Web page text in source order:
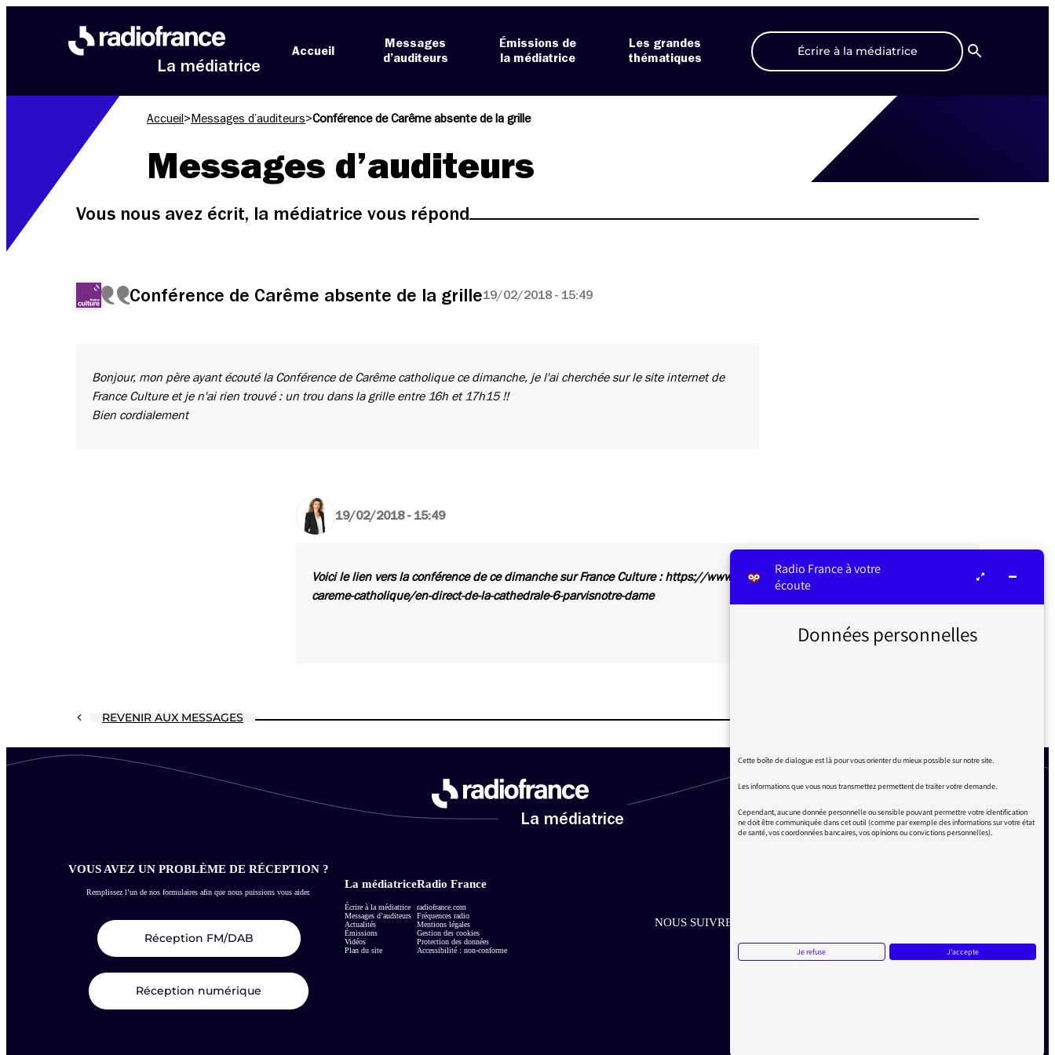
La médiatrice
Accueil
Messages
d’auditeurs
Émissions de
la médiatrice
Les grandes
thématiques
Écrire à la médiatrice
Recherche
Accueil > Messages d’auditeurs>Conférence de Carême absente de la grille
Messages d’auditeurs
Vous nous avez écrit, la médiatrice vous répond
Conférence de Carême absente de la grille19/02/2018 - 15:49
Bonjour, mon père ayant écouté la Conférence de Carême catholique ce dimanche, je l'ai cherchée sur le site internet de
France Culture et je n'ai rien trouvé : un trou dans la grille entre 16h et 17h15 !!
Bien cordialement
19/02/2018 - 15:49
Voici le lien vers la conférence de ce dimanche sur France Culture : https://www.franceculture.fr/emissions/conferences-de-
careme-catholique/en-direct-de-la-cathedrale-6-parvisnotre-dame
REVENIR AUX MESSAGES
La médiatrice
VOUS AVEZ UN PROBLÈME DE RÉCEPTION ?
Remplissez l’un de nos formulaires afin que nous puissions vous aider.
Réception FM/DAB
Réception numérique
La médiatrice
Écrire à la médiatrice
Messages d’auditeurs
Actualités
Émissions
Vidéos
Plan du site
Radio France
radiofrance.com
Fréquences radio
Mentions légales
Gestion des cookies
Protection des données
Accessibilité : non-conforme
NOUS SUIVRE SUR LES RÉSEAUX
Aller sur la page Facebook de la Médiatrice
Aller sur la page Twitter de la Médiatrice
Aller sur la page Instagram de la Médiatrice
Radio France à votre
écoute
Données personnelles
Cette boîte de dialogue est là pour vous orienter du mieux possible sur notre site.
Les informations que vous nous transmettez permettent de traiter votre demande.
Cependant, aucune donnée personnelle ou sensible pouvant permettre votre identification
ne doit être communiquée dans cet outil (comme par exemple des informations sur votre état
de santé, vos coordonnées bancaires, vos opinions ou convictions personnelles).
Je refuse J'accepte